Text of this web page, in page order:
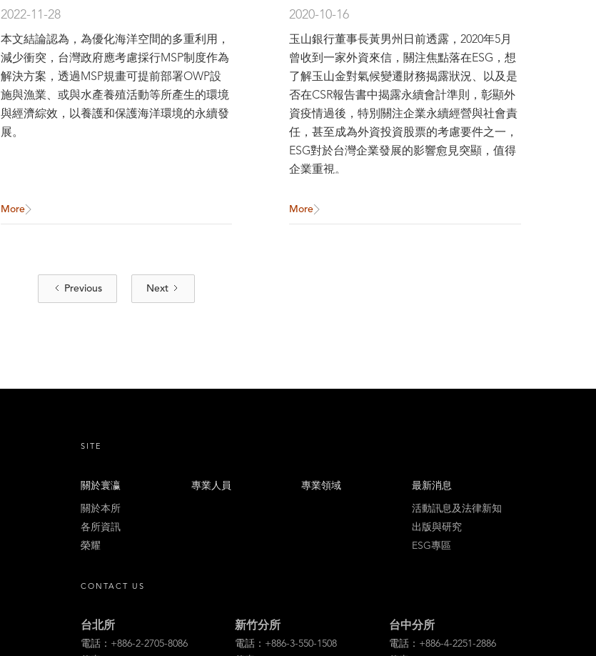
登於國際期刊 Energies（SCi
Journal）
2022-11-28
本文結論認為，為優化海洋空間的多重利用，
減少衝突，台灣政府應考慮採行MSP制度作為
解決方案，透過MSP規畫可提前部署OWP設
施與漁業、或與水產養殖活動等所產生的環境
與經濟綜效，以養護和保護海洋環境的永續發
展。
More
法令遵循
2020-10-16
玉山銀行董事長黃男州日前透露，2020年5月
曾收到一家外資來信，關注焦點落在ESG，想
了解玉山金對氣候變遷財務揭露狀況、以及是
否在CSR報告書中揭露永續會計準則，彰顯外
資疫情過後，特別關注企業永續經營與社會責
任，甚至成為外資投資股票的考慮要件之一，
ESG對於台灣企業發展的影響愈見突顯，值得
企業重視。
More
Previous Next
SITE
關於寰瀛
關於本所
各所資訊
榮耀
專業人員 專業領域 最新消息
活動訊息及法律新知
出版與研究
ESG專區
CONTACT US
台北所
電話：+886-2-2705-8086
新竹分所
電話：+886-3-550-1508
台中分所
電話：+886-4-2251-2886